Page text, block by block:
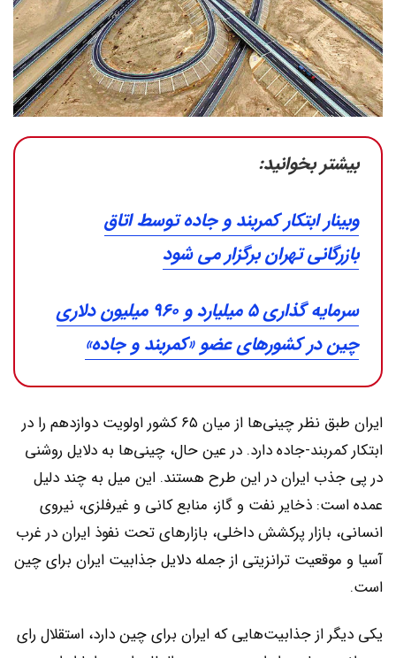
بیشتر بخوانید:
وبینار ابتکار کمربند و جاده توسط اتاق
بازرگانی تهران برگزار می شود
سرمایه گذاری ۵ میلیارد و ۹۶۰ میلیون دلاری
چین در کشورهای عضو «کمربند و جاده»
ایران طبق نظر چینی‌‌‌ها از میان ۶۵ کشور اولویت دوازدهم را در
ابتکار کمربند-جاده دارد. در عین حال، چینی‌‌‌ها به دلایل روشنی
در پی جذب ایران در این طرح هستند. این میل به چند دلیل
عمده است: ذخایر نفت و گاز، منابع کانی و غیرفلزی، نیروی
انسانی، بازار پرکشش داخلی، بازارهای تحت نفوذ ایران در غرب
آسیا و موقعیت ترانزیتی از جمله دلایل جذابیت ایران برای چین
است.
یکی دیگر از جذابیت‌‌‌هایی که ایران برای چین دارد، استقلال رای